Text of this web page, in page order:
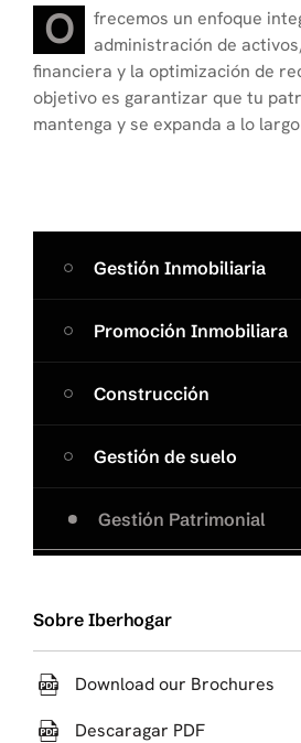
O
frecemos un enfoque
administración de
financiera y la optimización de
objetivo es garantizar que tu
mantenga y se expanda a lo
Gestión Inmobiliaria
Promoción Inmobiliara
Construcción
Gestión de suelo
Gestión Patrimonial
Sobre Iberhogar
Download our Brochures
Descaragar PDF